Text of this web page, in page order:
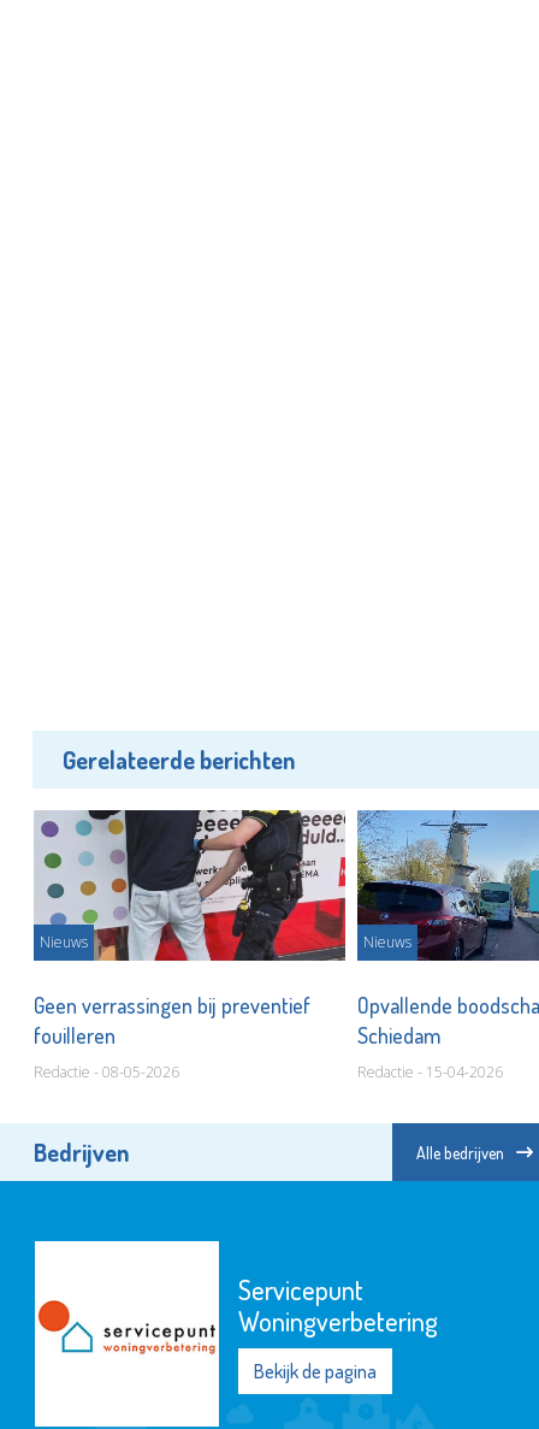
Gerelateerde berichten
Nieuws
Geen verrassingen bij preventief
fouilleren
Redactie - 08-05-2026
Nieuws
Opvallende
Schiedam
Redactie - 15-04-2026
Bedrijven Alle bedrijven
Servicepunt
Woningverbetering
Bekijk de pagina